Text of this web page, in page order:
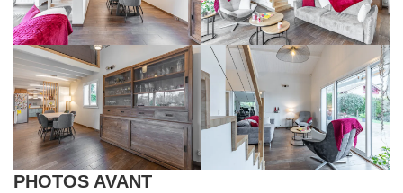
PHOTOS AVANT